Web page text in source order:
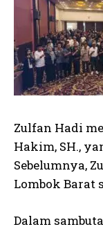
Zulfan Hadi
Hakim, SH.,
Sebelumnya,
Lombok Barat
Dalam